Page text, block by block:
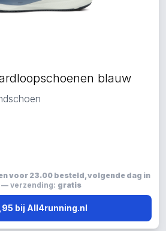
blauw
voor 23.00 besteld, volgende dag in
verzending: gratis
bij All4running.nl